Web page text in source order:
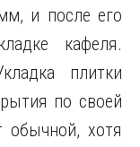
и после его
кафеля.
плитки
по своей
обычной, хотя